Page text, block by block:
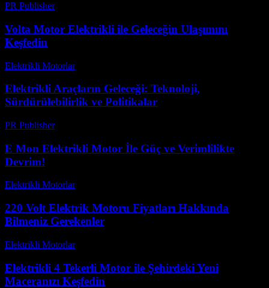
PR Publisher-
Volta Motor Elektrikli ile Geleceğin Ulaşımını
Keşfedin
Elektrikli Motorlar-
Elektrikli Araçların Geleceği: Teknoloji,
Sürdürülebilirlik ve Politikalar
PR Publisher-
E Mon Elektrikli Motor İle Güç ve Verimlilikte
Devrim!
Elektrikli Motorlar-
220 Volt Elektrik Motoru Fiyatları Hakkında
Bilmeniz Gerekenler
Elektrikli Motorlar-
Elektrikli 4 Tekerli Motor ile Şehirdeki Yeni
Maceranızı Keşfedin